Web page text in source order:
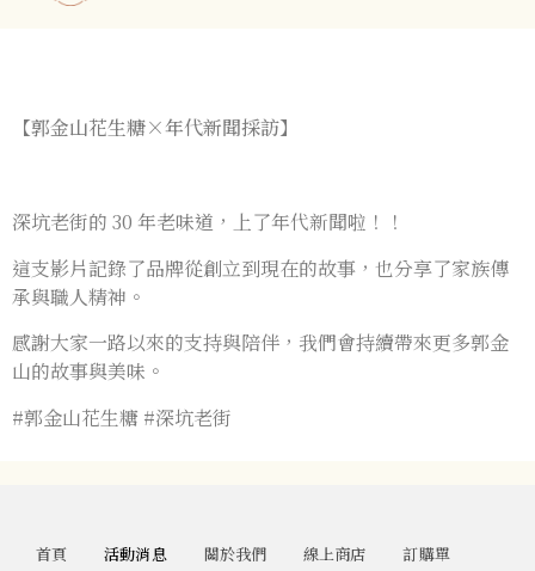
【郭金山花生糖×年代新聞採訪】
深坑老街的 30 年老味道，上了年代新聞啦！！
這支影片記錄了品牌從創立到現在的故事，也分享了家族傳
承與職人精神。
感謝大家一路以來的支持與陪伴，我們會持續帶來更多郭金
山的故事與美味。
#郭金山花生糖 #深坑老街
首頁 活動消息 關於我們 線上商店 訂購單